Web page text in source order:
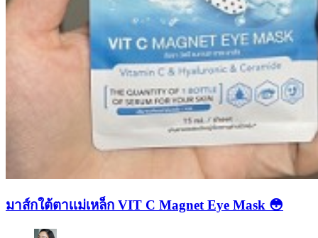
มาส์กใต้ตาเเม่เหล็ก VIT C Magnet Eye Mask 😳